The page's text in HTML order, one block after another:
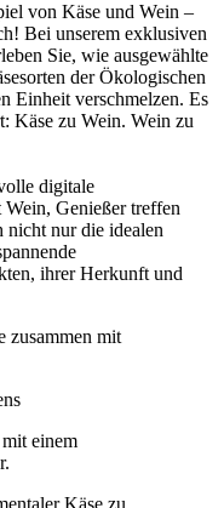
von Käse und Wein –
Bei unserem exklusiven
Sie, wie ausgewählte
der Ökologischen
Einheit verschmelzen. Es
Käse zu Wein. Wein zu
digitale
Genießer treffen
nicht nur die idealen
ihrer Herkunft und